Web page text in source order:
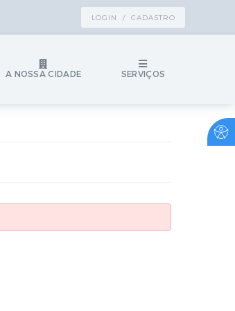
LOGIN / CADASTRO
A NOSSA CIDADE SERVIÇOS